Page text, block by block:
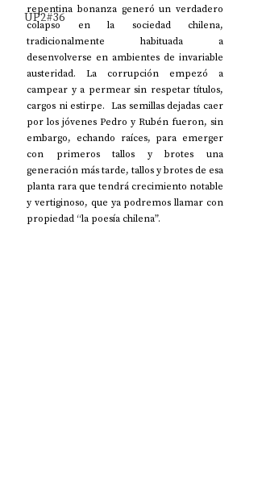
UP2#36
repentina bonanza generó un verdadero
colapso en la sociedad chilena,
tradicionalmente habituada a
desenvolverse en ambientes de invariable
austeridad. La corrupción empezó a
campear y a permear sin respetar títulos,
cargos ni estirpe.  Las semillas dejadas caer
por los jóvenes Pedro y Rubén fueron, sin
embargo, echando raíces, para emerger
con primeros tallos y brotes una
generación más tarde, tallos y brotes de esa
planta rara que tendrá crecimiento notable
y vertiginoso, que ya podremos llamar con
propiedad “la poesía chilena”.